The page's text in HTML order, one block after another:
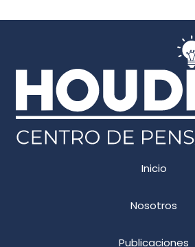
Inicio
Nosotros
Publicaciones